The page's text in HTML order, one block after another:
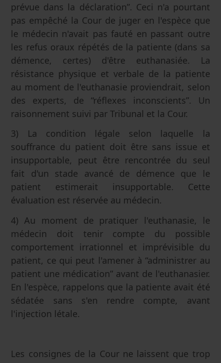
prévue dans la déclaration”. Ceci n'a pourtant
pas empêché la Cour de juger en l'espèce que
le médecin n'avait pas fauté en passant outre
les refus oraux répétés de la patiente (dans sa
démence, certes) d'être euthanasiée. La
résistance physique et verbale de la patiente
au moment de l'euthanasie proviendrait, selon
des experts, de “réflexes inconscients”. Un
raisonnement suivi par Tribunal et la Cour.
3) La condition légale selon laquelle la
souffrance du patient doit être sans issue et
insupportable, peut être rencontrée du seul
fait d'un stade avancé de démence que le
patient estimerait insupportable. Cette
évaluation est réservée au médecin.
4) Au moment de pratiquer l'euthanasie, le
médecin doit tenir compte du possible
comportement irrationnel et imprévisible du
patient, ce qui peut l'amener à “administrer au
patient une médication” avant de l'euthanasier.
En l'espèce, rappelons que la patiente avait été
sédatée sans s'en rendre compte, avant
l'injection létale.
Les consignes de la Cour ne laissent que trop